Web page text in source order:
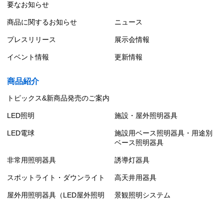
要なお知らせ
商品に関するお知らせ ニュース
プレスリリース 展示会情報
イベント情報 更新情報
商品紹介
トピックス&新商品発売のご案内
LED照明 施設・屋外照明器具
LED電球
施設用ベース照明器具・用途別
ベース照明器具
非常用照明器具 誘導灯器具
スポットライト・ダウンライト 高天井用器具
屋外用照明器具（LED屋外照明
景観照明システム